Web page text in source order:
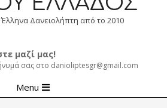
Δανειολήπτη από το 2010
μαζί μας!
σας στο danioliptesgr@gmail.com
Menu